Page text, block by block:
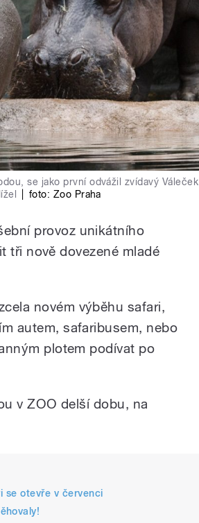
se jako první odvážil zvídavý Váleček
foto: Zoo Praha
provoz unikátního
tři nově dovezené mladé
novém výběhu safari,
autem, safaribusem, nebo
plotem podívat po
v ZOO delší dobu, na
se otevře v červenci